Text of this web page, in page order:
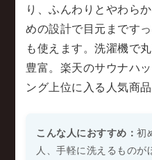
り、ふんわりとやわら
めの設計で目元まです
も使えます。洗濯機で
豊富。楽天のサウナハ
ング上位に入る人気商品
こんな人におすすめ：初
人、手軽に洗えるものが